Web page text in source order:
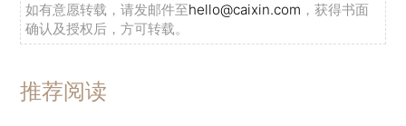
如有意愿转载，请发邮件至hello@caixin.com ，获得书面
确认及授权后，方可转载。
推荐阅读